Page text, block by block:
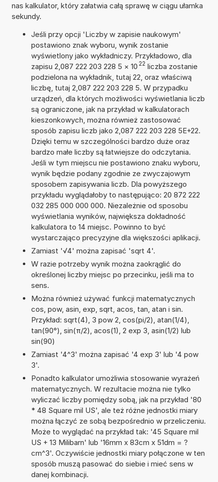
nas kalkulator, który załatwia całą sprawę w ciągu ułamka
sekundy.
Jeśli przy opcji 'Liczby w zapisie naukowym'
postawiono znak wyboru, wynik zostanie
wyświetlony jako wykładniczy. Przykładowo, dla
zapisu 2,087 222 203 228 5 × 10 22 liczba zostanie
podzielona na wykładnik, tutaj 22, oraz właściwą
liczbę, tutaj 2,087 222 203 228 5. W przypadku
urządzeń, dla których możliwości wyświetlania liczb
są ograniczone, jak na przykład w kalkulatorach
kieszonkowych, można również zastosować
sposób zapisu liczb jako 2,087 222 203 228 5E+22.
Dzięki temu w szczególności bardzo duże oraz
bardzo małe liczby są łatwiejsze do odczytania.
Jeśli w tym miejscu nie postawiono znaku wyboru,
wynik będzie podany zgodnie ze zwyczajowym
sposobem zapisywania liczb. Dla powyższego
przykładu wyglądałoby to następująco: 20 872 222
032 285 000 000 000. Niezależnie od sposobu
wyświetlania wyników, największa dokładność
kalkulatora to 14 miejsc. Powinno to być
wystarczająco precyzyjne dla większości aplikacji.
Zamiast '√4' można zapisać 'sqrt 4'.
W razie potrzeby wynik można zaokrąglić do
określonej liczby miejsc po przecinku, jeśli ma to
sens.
Można również używać funkcji matematycznych
cos, pow, asin, exp, sqrt, acos, tan, atan i sin.
Przykład: sqrt(4), 3 pow 2, cos(pi/2), atan(1/4),
tan(90°), sin(π/2), acos(1), 2 exp 3, asin(1/2) lub
sin(90)
Zamiast '4^3' można zapisać '4 exp 3' lub '4 pow
3'.
Ponadto kalkulator umożliwia stosowanie wyrażeń
matematycznych. W rezultacie można nie tylko
wyliczać liczby pomiędzy sobą, jak na przykład '80
* 48 Square mil US', ale też różne jednostki miary
można łączyć ze sobą bezpośrednio w przeliczeniu.
Może to wyglądać na przykład tak: '45 Square mil
US + 13 Milibarn' lub '16mm x 83cm x 51dm = ?
cm^3'. Oczywiście jednostki miary połączone w ten
sposób muszą pasować do siebie i mieć sens w
danej kombinacji.